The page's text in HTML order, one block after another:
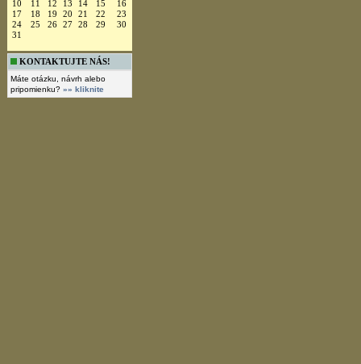
10
11 12 13 14 15
16
17
18 19 20 21 22
23
24
25 26 27 28 29
30
31
KONTAKTUJTE NÁS!
Máte otázku, návrh alebo
pripomienku? »» kliknite